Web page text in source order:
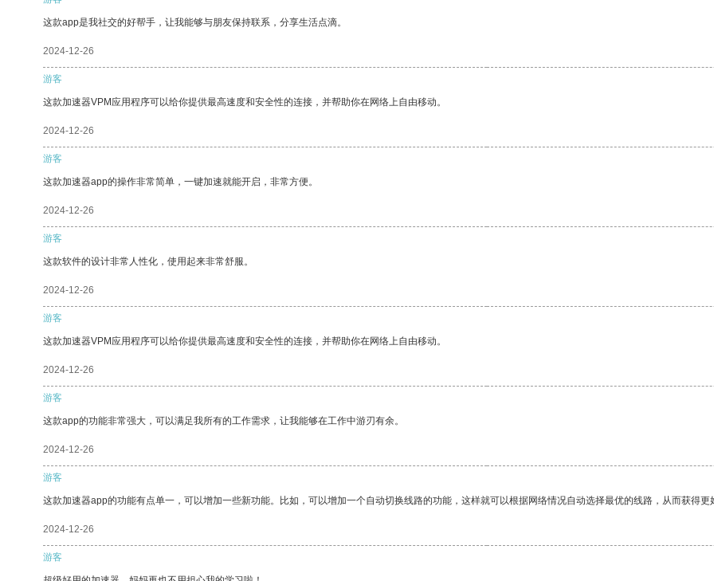
这款app是我社交的好帮手，让我能够与朋友保持联系，分享生活点滴。
2024-12-26
游客
这款加速器VPM应用程序可以给你提供最高速度和安全性的连接，并帮助你在网络上自由移动。
2024-12-26
游客
这款加速器app的操作非常简单，一键加速就能开启，非常方便。
2024-12-26
游客
这款软件的设计非常人性化，使用起来非常舒服。
2024-12-26
游客
这款加速器VPM应用程序可以给你提供最高速度和安全性的连接，并帮助你在网络上自由移动。
2024-12-26
游客
这款app的功能非常强大，可以满足我所有的工作需求，让我能够在工作中游刃有余。
2024-12-26
游客
这款加速器app的功能有点单一，可以增加一些新功能。比如，可以增加一个自动切换线路的功能，这样就可以根据网络情况自动选择最优的线路，从而获得更
2024-12-26
游客